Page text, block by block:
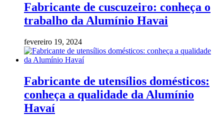
Fabricante de cuscuzeiro: conheça o
trabalho da Alumínio Havai
fevereiro 19, 2024
Fabricante de utensílios domésticos:
conheça a qualidade da Alumínio
Havaí